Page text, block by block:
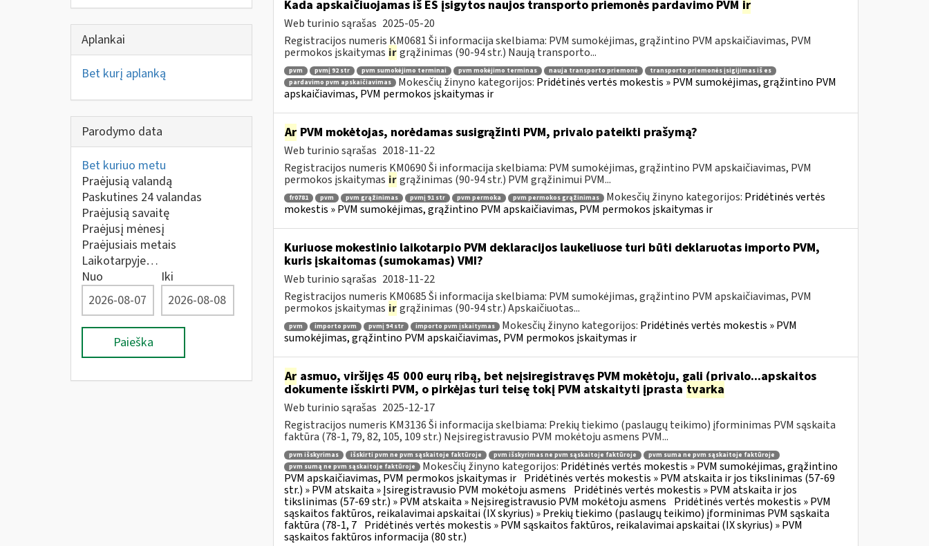
Aplankai
Bet kurį aplanką
Parodymo data
Bet kuriuo metu
Praėjusią valandą
Paskutines 24 valandas
Praėjusią savaitę
Praėjusį mėnesį
Praėjusiais metais
Laikotarpyje…
Nuo
Iki
Paieška
Kada apskaičiuojamas iš ES įsigytos naujos transporto priemonės pardavimo PVM ir
Web turinio sąrašas 2025-05-20
Registracijos numeris KM0681 Ši informacija skelbiama: PVM sumokėjimas, grąžintino PVM apskaičiavimas, PVM
permokos įskaitymas ir grąžinimas (90-94 str.) Naują transporto...
pvm pvmį 92 str pvm sumokėjimo terminai pvm mokėjimo terminas nauja transporto priemonė
transporto priemonės įsigijimas iš es
pardavimo pvm apskaičiavimas
Mokesčių žinyno kategorijos: Pridėtinės vertės mokestis » PVM sumokėjimas, grąžintino PVM
apskaičiavimas, PVM permokos įskaitymas ir
ArPVM mokėtojas, norėdamas susigrąžinti PVM, privalo pateikti prašymą?
Web turinio sąrašas 2018-11-22
Registracijos numeris KM0690 Ši informacija skelbiama: PVM sumokėjimas, grąžintino PVM apskaičiavimas, PVM
permokos įskaitymas ir grąžinimas (90-94 str.) PVM grąžinimui PVM...
fr0781 pvm pvm grąžinimas pvmį 91 str pvm permoka pvm permokos grąžinimas Mokesčių žinyno kategorijos: Pridėtinės vertės
mokestis » PVM sumokėjimas, grąžintino PVM apskaičiavimas, PVM permokos įskaitymas ir
Kuriuose mokestinio laikotarpio PVM deklaracijos laukeliuose turi būti deklaruotas importo PVM,
kuris įskaitomas (sumokamas) VMI?
Web turinio sąrašas 2018-11-22
Registracijos numeris KM0685 Ši informacija skelbiama: PVM sumokėjimas, grąžintino PVM apskaičiavimas, PVM
permokos įskaitymas ir grąžinimas (90-94 str.) Apskaičiuotas...
pvm importo pvm pvmį 94 str importo pvm įskaitymas Mokesčių žinyno kategorijos: Pridėtinės vertės mokestis » PVM
sumokėjimas, grąžintino PVM apskaičiavimas, PVM permokos įskaitymas ir
Arasmuo, viršijęs 45 000 eurų ribą, bet neįsiregistravęs PVM mokėtoju, gali (privalo...apskaitos
dokumente išskirti PVM, o pirkėjas turi teisę tokį PVM atskaityti įprasta tvarka
Web turinio sąrašas 2025-12-17
Registracijos numeris KM3136 Ši informacija skelbiama: Prekių tiekimo (paslaugų teikimo) įforminimas PVM sąskaita
faktūra (78-1, 79, 82, 105, 109 str.) Neįsiregistravusio PVM mokėtoju asmens PVM...
pvm išskyrimas išskirti pvm ne pvm sąskaitoje faktūroje pvm išskyrimas ne pvm sąskaitoje faktūroje
pvm suma ne pvm sąskaitoje faktūroje
pvm sumą ne pvm sąskaitoje faktūroje
Mokesčių žinyno kategorijos: Pridėtinės vertės mokestis » PVM sumokėjimas, grąžintino
PVM apskaičiavimas, PVM permokos įskaitymas ir Pridėtinės vertės mokestis » PVM atskaita ir jos tikslinimas (57-69
str.) » PVM atskaita » Įsiregistravusio PVM mokėtoju asmens Pridėtinės vertės mokestis » PVM atskaita ir jos
tikslinimas (57-69 str.) » PVM atskaita » Neįsiregistravusio PVM mokėtoju asmens Pridėtinės vertės mokestis » PVM
sąskaitos faktūros, reikalavimai apskaitai (IX skyrius) » Prekių tiekimo (paslaugų teikimo) įforminimas PVM sąskaita
faktūra (78-1, 7 Pridėtinės vertės mokestis » PVM sąskaitos faktūros, reikalavimai apskaitai (IX skyrius) » PVM
sąskaitos faktūros informacija (80 str.)